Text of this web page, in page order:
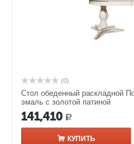
(0)
Стол обеденный раскладной
эмаль с золотой патиной
141,410 Р
КУПИТЬ